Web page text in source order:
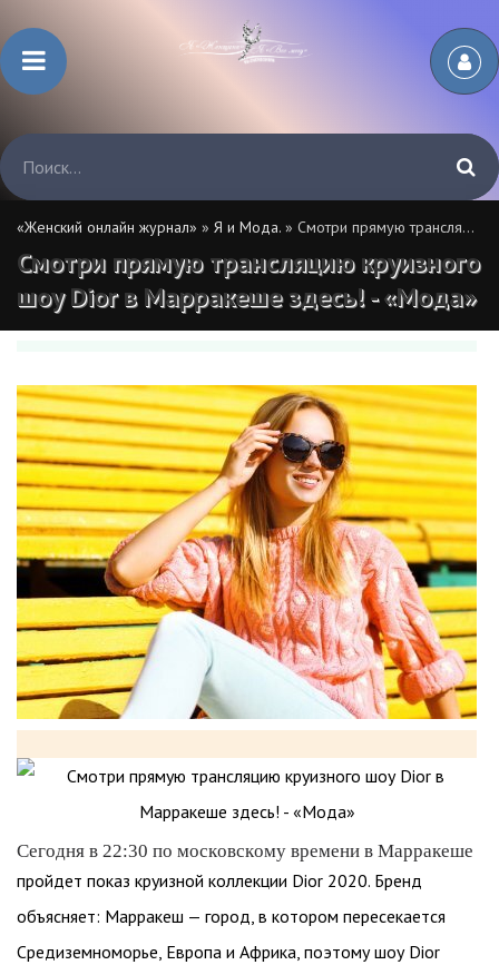
«Женский онлайн журнал» » Я и Мода. » Смотри прямую трансляцию круизного шоу Dior в Марракеше здесь! - «Мода»
Смотри прямую трансляцию круизного
шоу Dior в Марракеше здесь! - «Мода»
Сегодня в 22:30 по московскому времени в Марракеше
пройдет показ круизной коллекции Dior 2020. Бренд
объясняет: Марракеш — город, в котором пересекается
Средиземноморье, Европа и Африка, поэтому шоу Dior